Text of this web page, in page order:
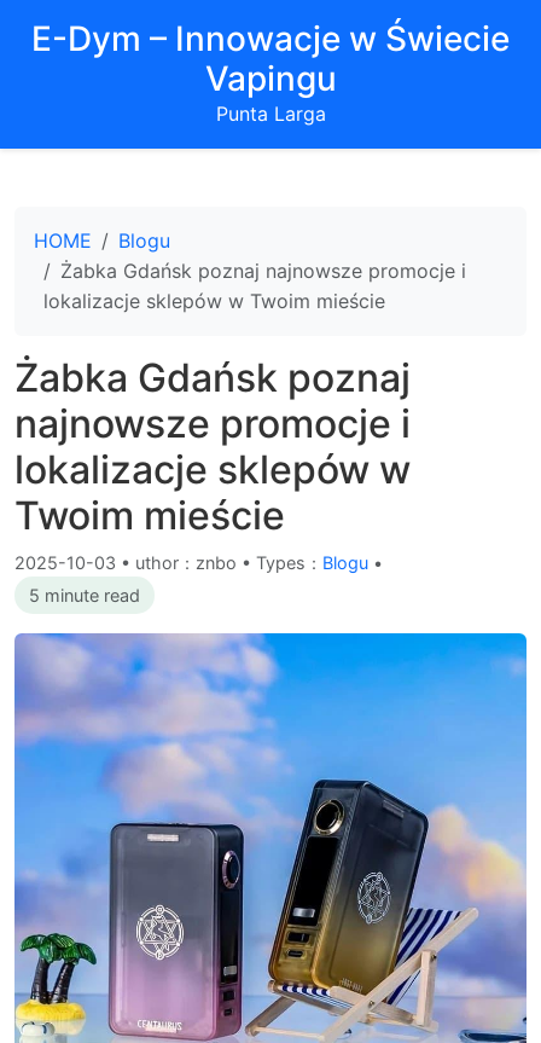
E-Dym – Innowacje w Świecie
Vapingu
Punta Larga
HOME
Blogu
Żabka Gdańsk poznaj najnowsze promocje i
lokalizacje sklepów w Twoim mieście
Żabka Gdańsk poznaj
najnowsze promocje i
lokalizacje sklepów w
Twoim mieście
2025-10-03 • uthor：znbo • Types： Blogu •
5 minute read